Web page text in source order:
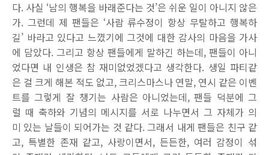
다. 사실 ‘남의 행복을 바래준다는 것’은 쉬운 일이 아니지 않은
가. 그런데 제 팬들은 ‘사람 류수정이 항상 무탈하고 행복하
길’ 바라고 있다고 느꼈기에 그것에 대한 감사의 마음을 가사
에 담았다. 그리고 항상 팬들에게 말하긴 하는데, 팬들이 아니
었다면 내 인생은 참 재미없었겠다고 생각한다. 생일 파티같
은 걸 크게 해본 적도 없고, 크리스마스나 연말, 연시 같은 이벤
트를 그렇게 잘 챙기는 사람은 아니었는데, 팬들 덕분에 그
럴 때 축하와 기념의 메시지를 서로 나누면서 그 자체가 의
미 있는 날들이 되어가는 것 같다. 그래서 내게 팬들은 친구 같
고, 특별한 존재 같고, 사랑이면서, 든든한, 여러 감정이 섞